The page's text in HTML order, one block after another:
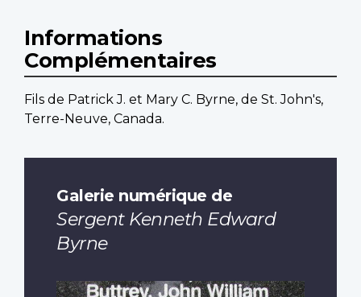
Informations
Complémentaires
Fils de Patrick J. et Mary C. Byrne, de St. John's,
Terre-Neuve, Canada.
Galerie numérique de
Sergent Kenneth Edward
Byrne